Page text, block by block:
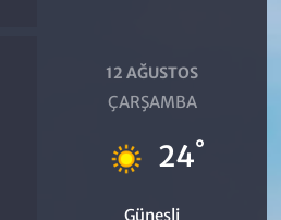
12 AĞUSTOS
ÇARŞAMBA
24°
Güneşli